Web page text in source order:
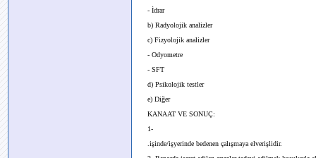
- İdrar
b) Radyolojik analizler
c) Fizyolojik analizler
- Odyometre
- SFT
d) Psikolojik testler
e) Diğer
KANAAT VE SONUÇ:
1-
.işinde/işyerinde bedenen çalışmaya elverişlidir.